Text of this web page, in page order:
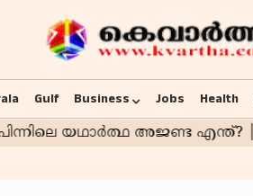
Gulf Business Jobs Health